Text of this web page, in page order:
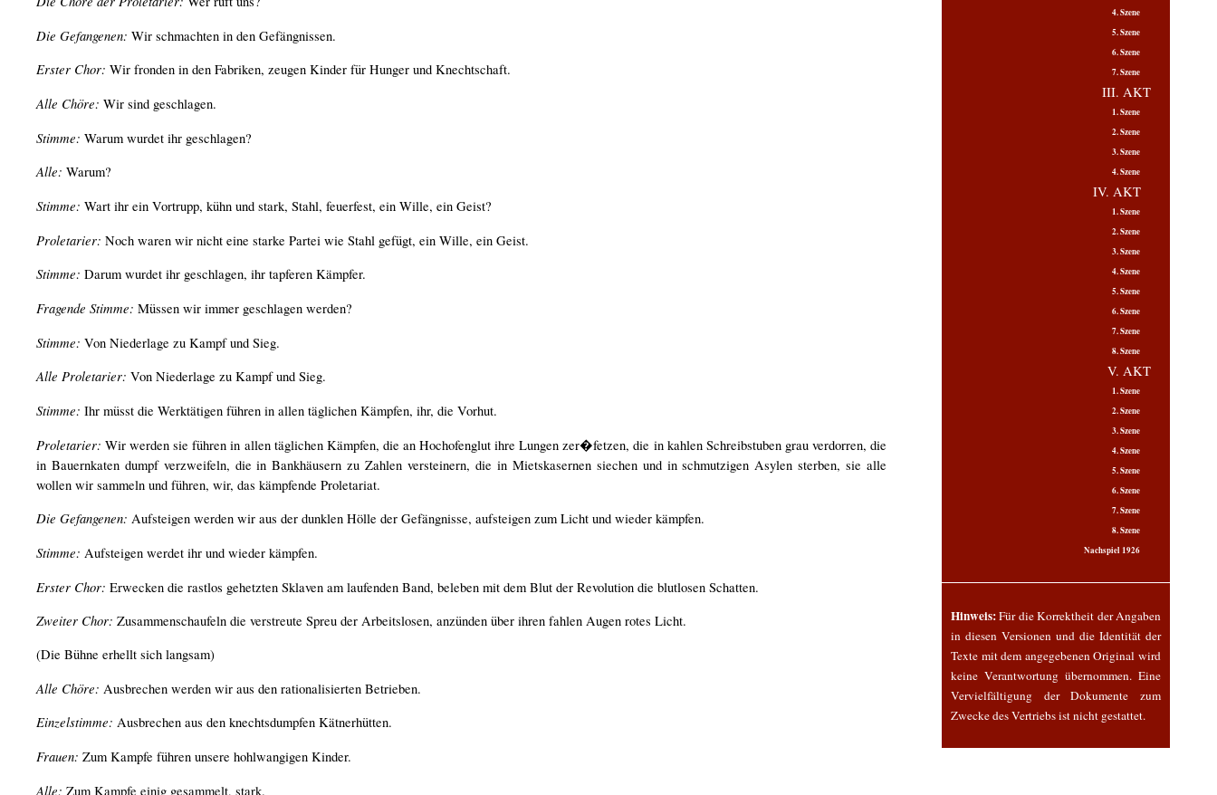
Die Gefangenen: Wir schmachten in den Gefängnissen.
Erster Chor: Wir fronden in den Fabriken, zeugen Kinder für Hunger und Knechtschaft.
Alle Chöre: Wir sind geschlagen.
Stimme: Warum wurdet ihr geschlagen?
Alle: Warum?
Stimme: Wart ihr ein Vortrupp, kühn und stark, Stahl, feuerfest, ein Wille, ein Geist?
Proletarier: Noch waren wir nicht eine starke Partei wie Stahl gefügt, ein Wille, ein Geist.
Stimme: Darum wurdet ihr geschlagen, ihr tapferen Kämpfer.
Fragende Stimme: Müssen wir immer geschlagen werden?
Stimme: Von Niederlage zu Kampf und Sieg.
Alle Proletarier: Von Niederlage zu Kampf und Sieg.
Stimme: Ihr müsst die Werktätigen führen in allen täglichen Kämpfen, ihr, die Vorhut.
Proletarier:Wir werden sie führen in allen täglichen Kämpfen, die an Hochofenglut ihre Lungen zer�fetzen, die in kahlen Schreibstuben grau verdorren, die
in Bauernkaten dumpf verzweifeln, die in Bankhäusern zu Zahlen versteinern, die in Mietskasernen siechen und in schmutzigen Asylen sterben, sie alle
wollen wir sammeln und führen, wir, das kämpfende Proletariat.
Die Gefangenen: Aufsteigen werden wir aus der dunklen Hölle der Gefängnisse, aufsteigen zum Licht und wieder kämpfen.
Stimme: Aufsteigen werdet ihr und wieder kämpfen.
Erster Chor: Erwecken die rastlos gehetzten Sklaven am laufenden Band, beleben mit dem Blut der Revolution die blutlosen Schatten.
Zweiter Chor: Zusammenschaufeln die verstreute Spreu der Arbeitslosen, anzünden über ihren fahlen Augen rotes Licht.
(Die Bühne erhellt sich langsam)
Alle Chöre: Ausbrechen werden wir aus den rationalisierten Betrieben.
Einzelstimme: Ausbrechen aus den knechtsdumpfen Kätnerhütten.
Frauen: Zum Kampfe führen unsere hohlwangigen Kinder.
Alle: Zum Kampfe einig gesammelt, stark.
4. Szene
5. Szene
6. Szene
7. Szene
III. AKT
1. Szene
2. Szene
3. Szene
4. Szene
IV. AKT
1. Szene
2. Szene
3. Szene
4. Szene
5. Szene
6. Szene
7. Szene
8. Szene
V. AKT
1. Szene
2. Szene
3. Szene
4. Szene
5. Szene
6. Szene
7. Szene
8. Szene
Nachspiel 1926
Hinweis:Für die Korrektheit der Angaben
in diesen Versionen und die Identität der
Texte mit dem angegebenen Original wird
keine Verantwortung übernommen. Eine
Vervielfältigung der Dokumente zum
Zwecke des Vertriebs ist nicht gestattet.